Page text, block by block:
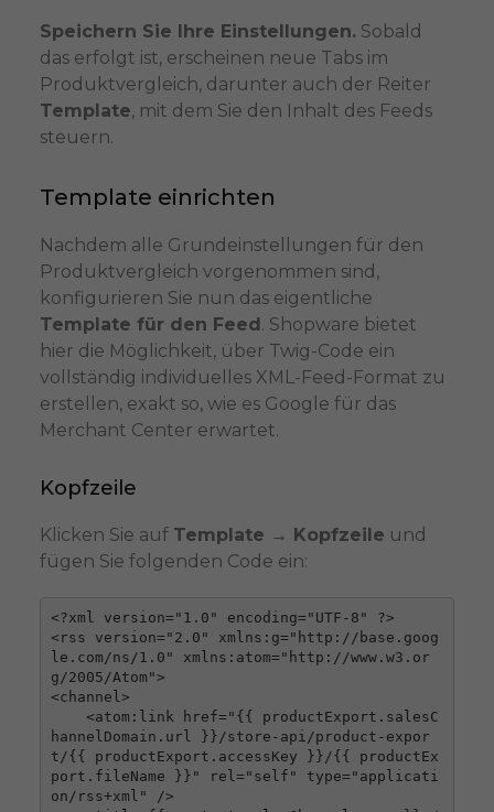
Speichern Sie Ihre Einstellungen.Sobald
das erfolgt ist, erscheinen neue Tabs im
Produktvergleich, darunter auch der Reiter
Template, mit dem Sie den Inhalt des Feeds
steuern.
Template einrichten
Nachdem alle Grundeinstellungen für den
Produktvergleich vorgenommen sind,
konfigurieren Sie nun das eigentliche
Template für den Feed. Shopware bietet
hier die Möglichkeit, über Twig-Code ein
vollständig individuelles XML-Feed-Format zu
erstellen, exakt so, wie es Google für das
Merchant Center erwartet.
Kopfzeile
Klicken Sie auf Template → Kopfzeile und
fügen Sie folgenden Code ein:
<?xml version="1.0" encoding="UTF-8" ?>
<rss version="2.0" xmlns:g="http://base.goog
le.com/ns/1.0" xmlns:atom="http://www.w3.or
g/2005/Atom">
<channel>
hannelDomain.url }}/store-api/product-expor
t/{{ productExport.accessKey }}/{{ productEx
port.fileName }}" rel="self" type="applicati
on/rss+xml" />